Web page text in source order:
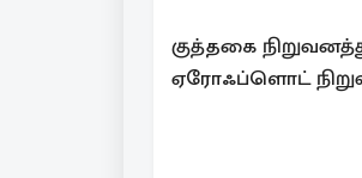
குத்தகை
ஏரோஃப்ளொட்